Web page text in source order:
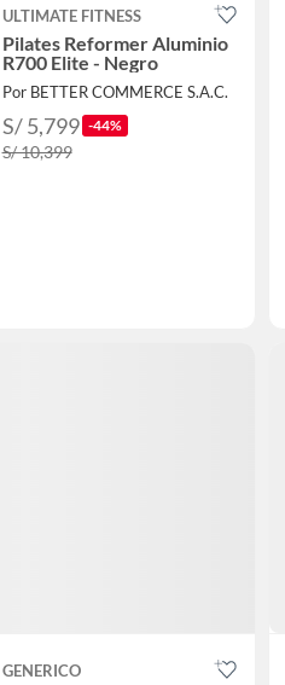
ULTIMATE FITNESS
Pilates Reformer Aluminio
R700 Elite - Negro
Por BETTER COMMERCE S.A.C.
S/ 5,799 -44%
S/ 10,399
GENERICO